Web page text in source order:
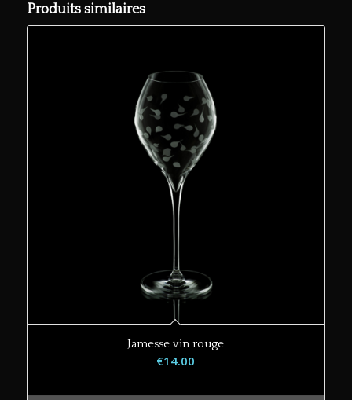
Produits similaires
Jamesse vin rouge
€14.00